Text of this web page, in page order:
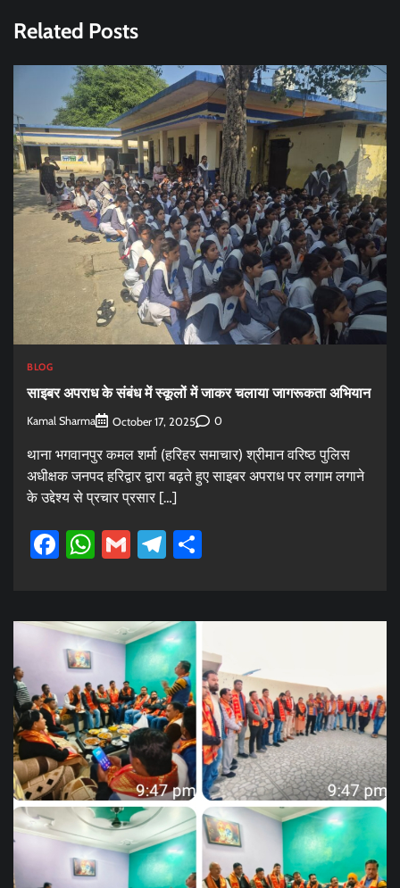
Related Posts
BLOG
साइबर अपराध के संबंध में स्कूलों में जाकर चलाया जागरूकता अभियान
Kamal Sharma October 17, 2025 0
थाना भगवानपुर कमल शर्मा (हरिहर समाचार) श्रीमान वरिष्ठ पुलिस
अधीक्षक जनपद हरिद्वार द्वारा बढ़ते हुए साइबर अपराध पर लगाम लगाने
के उद्देश्य से प्रचार प्रसार […]
Facebook
WhatsApp
GmailTelegram